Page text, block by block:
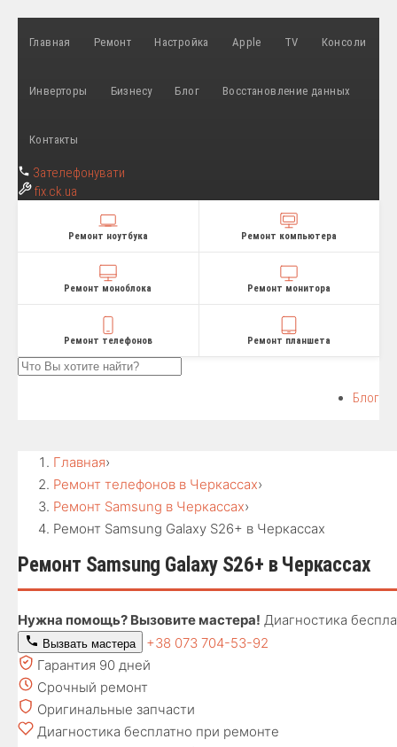
Главная Ремонт Настройка Apple TV Консоли
Инверторы Бизнесу Блог Восстановление данных
Контакты
Зателефонувати
fix.ck.ua
Ремонт ноутбука Ремонт компьютера
Ремонт моноблока Ремонт монитора
Ремонт телефонов Ремонт планшета
Блог
Главная›
Ремонт телефонов в Черкассах›
Ремонт Samsung в Черкассах›
Ремонт Samsung Galaxy S26+ в Черкассах
Ремонт Samsung Galaxy S26+ в Черкассах
Нужна помощь? Вызовите мастера! Диагностика
Вызвать мастера
+38 073 704-53-92
Гарантия 90 дней
Срочный ремонт
Оригинальные запчасти
Диагностика бесплатно при ремонте